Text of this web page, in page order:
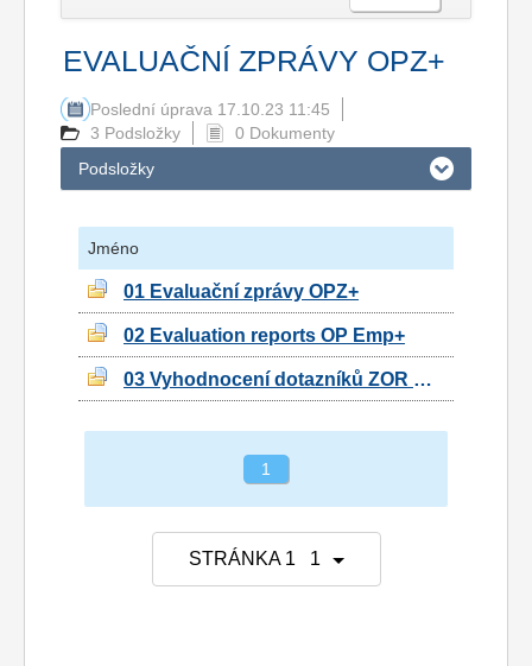
EVALUAČNÍ ZPRÁVY OPZ+
Poslední úprava 17.10.23 11:45
3 Podsložky
0 Dokumenty
Podsložky
Jméno
01 Evaluační zprávy OPZ+
02 Evaluation reports OP Emp+
03 Vyhodnocení dotazníků ZOR OPZ+
STRÁNKA 1 1
1